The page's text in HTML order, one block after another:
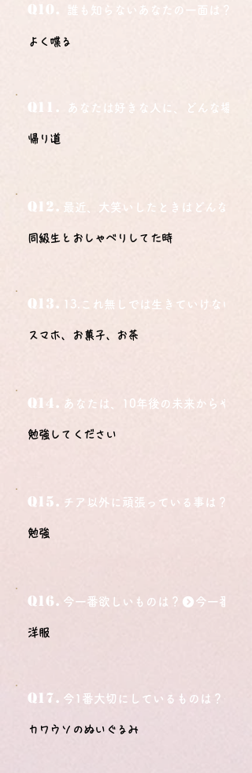
Q10. 誰も知らないあなたの一面は？
よく喋る
Q11. あなたは好きな人に、どんな場所
帰り道
Q12. 最近、大笑いしたときはどんな時？
同級生とおしゃべりしてた時
Q13. 13.これ無しでは生きていけないモ
スマホ、お菓子、お茶
Q14. あなたは、10年後の未来からやっ
勉強してください
Q15. チア以外に頑張っている事は？
勉強
Q16. 今一番欲しいものは？
洋服
Q17. 今1番大切にしているものは？
カワウソのぬいぐるみ